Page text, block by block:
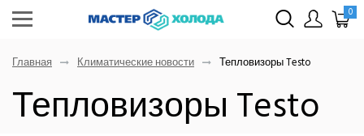
0
Главная Климатические новости Тепловизоры Testo
Тепловизоры Testo